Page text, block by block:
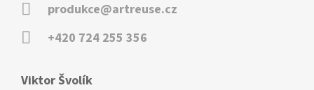
produkce@artreuse.cz
+420 724 255 356
Viktor Švolík